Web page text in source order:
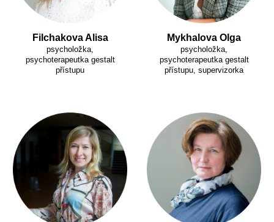
Filchakova Alisa
psycholožka,
psychoterapeutka gestalt
přístupu
Mykhalova Olga
psycholožka,
psychoterapeutka gestalt
přístupu, supervizorka